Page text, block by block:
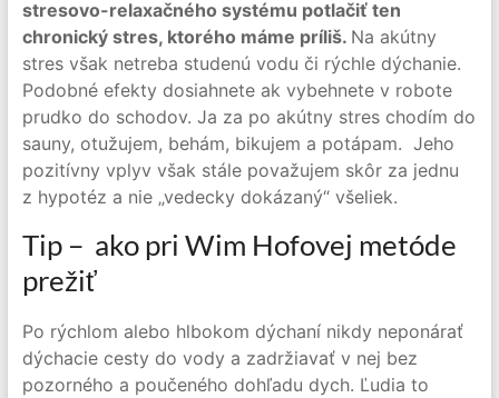
stresovo-relaxačného systému potlačiť ten
chronický stres, ktorého máme príliš. Na akútny
stres však netreba studenú vodu či rýchle dýchanie.
Podobné efekty dosiahnete ak vybehnete v robote
prudko do schodov. Ja za po akútny stres chodím do
sauny, otužujem, behám, bikujem a potápam. Jeho
pozitívny vplyv však stále považujem skôr za jednu
z hypotéz a nie „vedecky dokázaný“ všeliek.
Tip – ako pri Wim Hofovej metóde
prežiť
Po rýchlom alebo hlbokom dýchaní nikdy neponárať
dýchacie cesty do vody a zadržiavať v nej bez
pozorného a poučeného dohľadu dych. Ľudia to